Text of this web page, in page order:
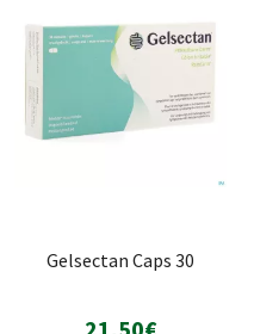
Gelsectan Caps 30